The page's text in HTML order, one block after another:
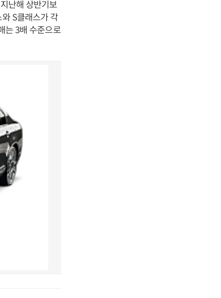
난해 상반기보
S클래스가 각
는 3배 수준으로